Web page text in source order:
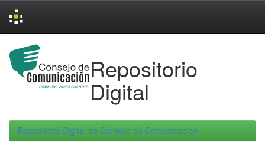
navigation
Repositorio
Digital
Repositorio Digital de Consejo de Comunicacion